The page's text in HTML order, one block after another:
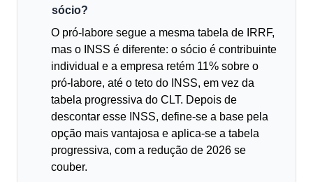
sócio?
O pró-labore segue a mesma tabela de IRRF,
mas o INSS é diferente: o sócio é contribuinte
individual e a empresa retém 11% sobre o
pró-labore, até o teto do INSS, em vez da
tabela progressiva do CLT. Depois de
descontar esse INSS, define-se a base pela
opção mais vantajosa e aplica-se a tabela
progressiva, com a redução de 2026 se
couber.